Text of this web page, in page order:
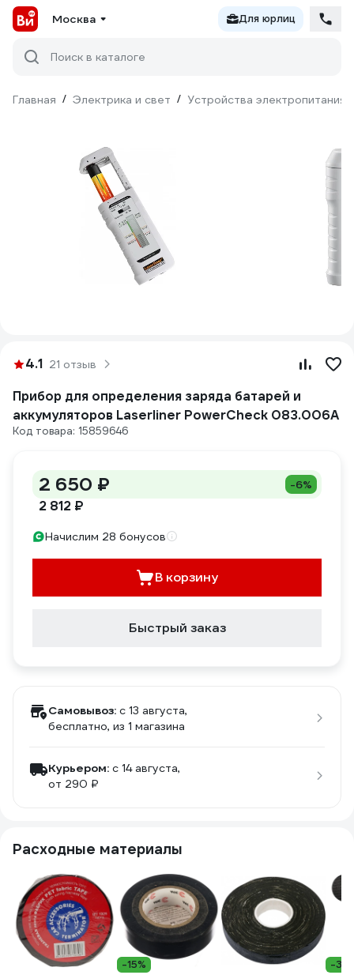
Москва Для юрлиц
Поиск в каталоге
Главная / Электрика и свет / Устройства электропитания
4.1 21 отзыв
Прибор для определения заряда батарей и
аккумуляторов Laserliner PowerCheck 083.006A
Код товара: 15859646
2 650 ₽ -6%
2 812 ₽
Начислим 28 бонусов
В корзину
Быстрый заказ
Самовывоз: c 13 августа,
бесплатно, из 1 магазина
Курьером: c 14 августа,
от 290 ₽
Расходные материалы
-15% -